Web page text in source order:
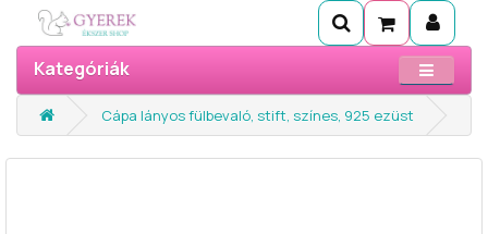
Kategóriák
Cápa lányos fülbevaló, stift, színes, 925 ezüst